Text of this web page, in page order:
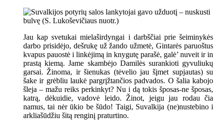
Jau kap svetukai mielaširdyngai i darbščiai prie šeiminykės
darbo prisidėjo, dešrukę už žando užmetė, Gintarės paruoštus
kvapus pauostė i linkėjimą in knygutę parašė, galė’ nuveit ir in
prastą kiemą. Jame skambėjo Damilės surankioti gyvuliukų
garsai. Žinoma, ir šienukas (tėvelio jau šįmet supjautas) su
šake ir grėbliu laukė pargrįžtančios padvados. O šalia kabojo
šleja – mažu reiks perkinkyt? Nu i dą tokis šposas-ne šposas,
katrą, dėkuidie, vadovė leido. Žinot, jeigu jau rodau čia
namus, tai nėr ūkio be šūdo! Taigi, Suvalkija (ne)nustebino i
arkliašūdžiu šitą renginį praturtino.